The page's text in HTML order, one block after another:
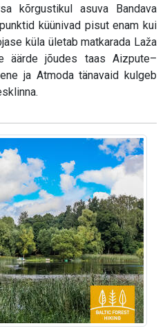
kõrgustikul asuva Bandava
küünivad pisut enam kui
küla ületab matkarada Laža
äärde jõudes taas Aizpute–
ja Atmoda tänavaid kulgeb